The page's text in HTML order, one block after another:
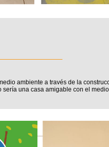
ambiente a través de la
una casa amigable con el